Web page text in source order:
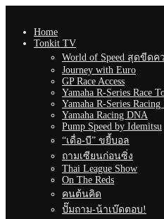
Home
Tonkit TV
World of Speed สุดขีดค
Journey with Euro
GP Race Access
Yamaha R-Series Race
Yamaha R-Series
Yamaha Racing DNA
Pump Speed by Idemitsu
“เดื่อ-บี” ขยี้บอล
ถามเซียนก่อนซิ่ง
Thai League Show
On The Reds
คนต้นคิด
ปั๊มถาม-น้าเบ๊ดตอบ!